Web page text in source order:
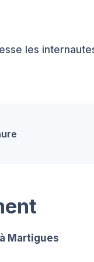
les
à Martigues